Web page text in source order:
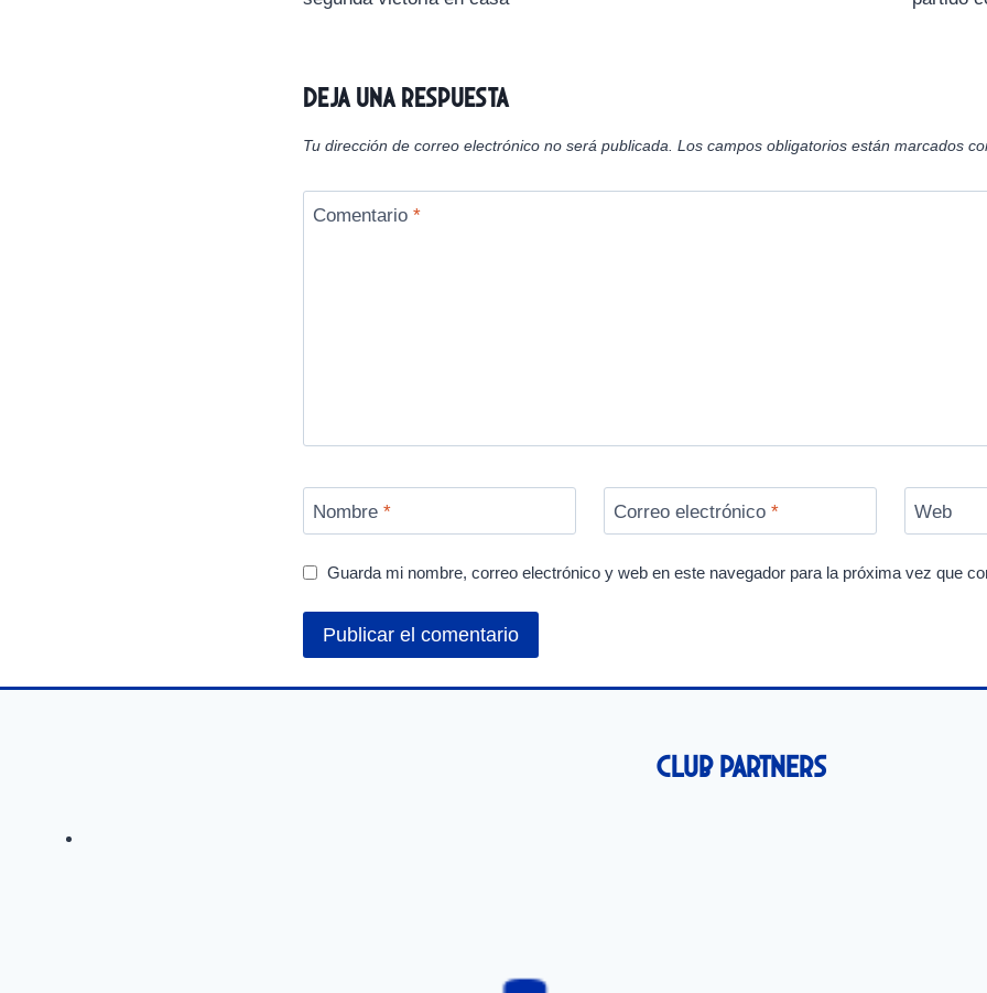
Deja una respuesta
Tu dirección de correo electrónico no será publicada. Los campos obligatorios están marcados
Comentario *
Nombre * Correo electrónico * Web
Guarda mi nombre, correo electrónico y web en este navegador para la próxima vez que
Club Partners